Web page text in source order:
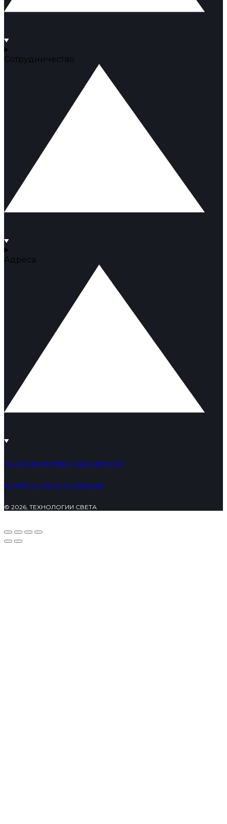
Сотрудничество
Адреса
ПОЛИТИКА КОНФИДЕНЦИАЛЬНОСТИ
ЮРИДИЧЕСКАЯ ИНФОРМАЦИЯ
© 2026, ТЕХНОЛОГИИ СВЕТА